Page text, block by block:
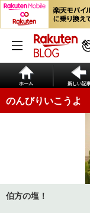
ホーム 新しい記
のんびりいこうよ
伯方の塩！